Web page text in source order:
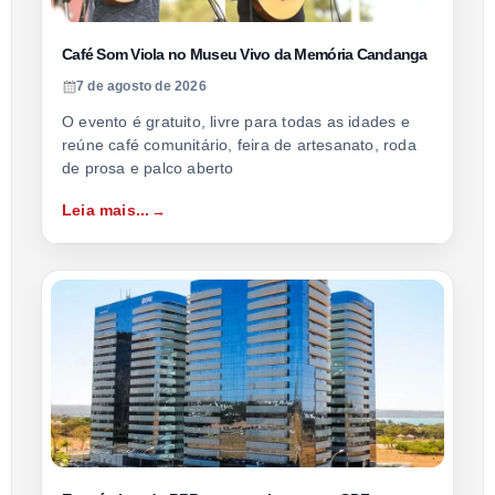
Café Som Viola no Museu Vivo da Memória Candanga
7 de agosto de 2026
O evento é gratuito, livre para todas as idades e
reúne café comunitário, feira de artesanato, roda
de prosa e palco aberto
Leia mais...